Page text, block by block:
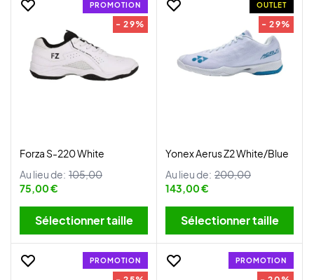
PROMOTION
- 29%
Forza S-220 White
Au lieu de: 105,00
75,00 €
Sélectionner taille
OUTLET
- 29%
Yonex Aerus Z2 White/Blue
Au lieu de: 200,00
143,00 €
Sélectionner taille
PROMOTION PROMOTION